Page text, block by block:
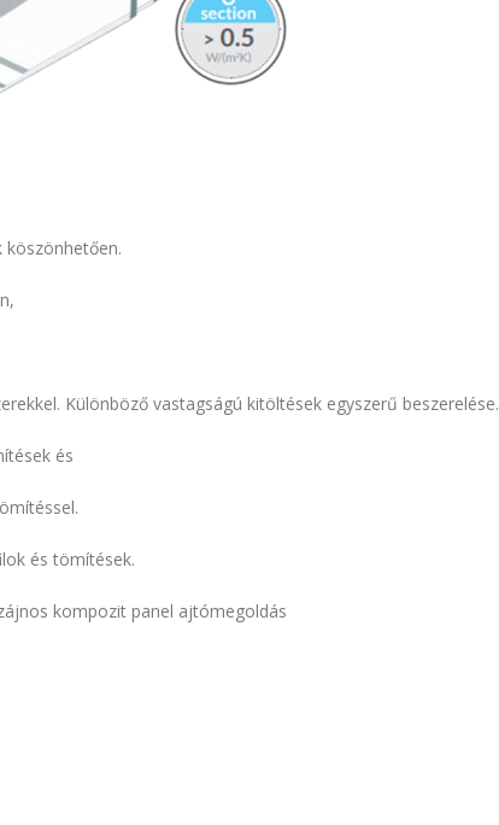
Különböző vastagságú kitöltések egyszerű beszerelése.
és
és tömítések.
kompozit panel ajtómegoldás